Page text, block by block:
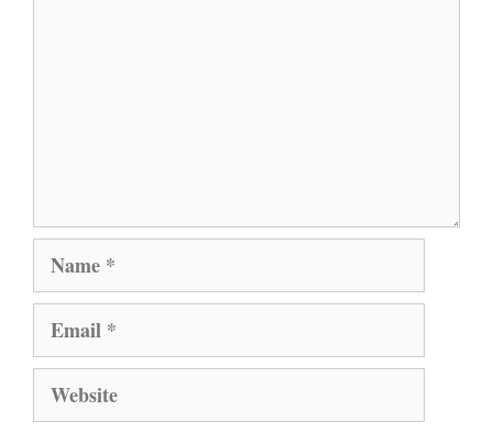
Name
Email
Website